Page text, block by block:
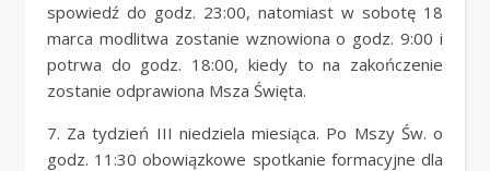
spowiedź do godz. 23:00, natomiast w sobotę 18
marca modlitwa zostanie wznowiona o godz. 9:00 i
potrwa do godz. 18:00, kiedy to na zakończenie
zostanie odprawiona Msza Święta.
7. Za tydzień III niedziela miesiąca. Po Mszy Św. o
godz. 11:30 obowiązkowe spotkanie formacyjne dla